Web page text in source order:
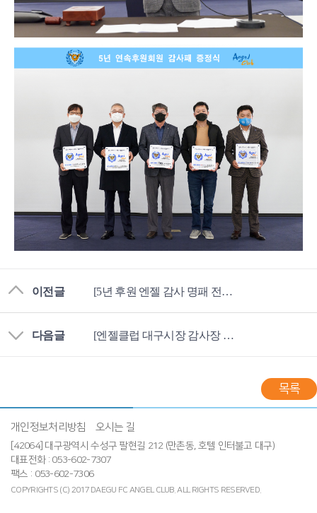
이전글 [5년 후원 엔젤 감사 명패 전달식]
다음글 [엔젤클럽 대구시장 감사장 수상]
목록
개인정보처리방침 오시는 길
[42064] 대구광역시 수성구 팔현길 212 (만촌동, 호텔 인터불고 대구)
대표전화 : 053-602-7307
팩스 : 053-602-7306
COPYRIGHTS (C) 2017 DAEGU FC ANGEL CLUB. ALL RIGHTS RESERVED.